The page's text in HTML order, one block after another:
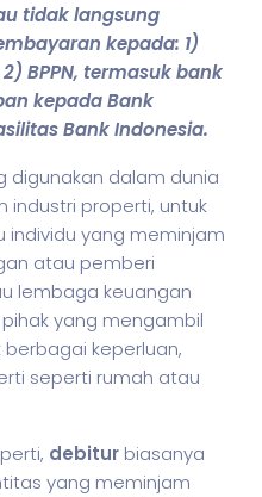
tidak langsung
kepada: 1)
BPPN, termasuk bank
kepada Bank
Bank Indonesia.
digunakan dalam dunia
industri properti, untuk
individu yang meminjam
atau pemberi
lembaga keuangan
yang mengambil
keperluan,
seperti rumah atau
debitur biasanya
yang meminjam